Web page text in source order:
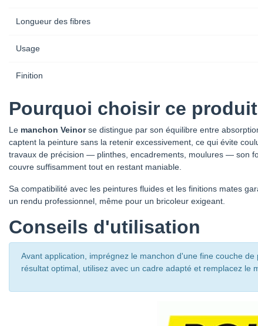
Longueur des fibres
Usage
Finition
Pourquoi choisir ce
Le manchon Veinorse distingue par son équilibre entre
captent la peinture sans la retenir excessivement, ce qui évite
travaux de précision — plinthes, encadrements, moulures — son
couvre suffisamment tout en restant maniable.
Sa compatibilité avec les peintures fluides et les finitions mates
un rendu professionnel, même pour un bricoleur exigeant.
Conseils d'utilisation
Avant application, imprégnez le manchon d'une fine couche
résultat optimal, utilisez avec un cadre adapté et remplacez le